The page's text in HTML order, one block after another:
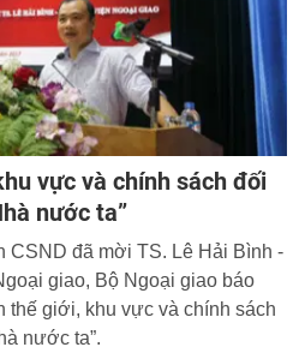
vực và chính sách đối
nước ta”
CSND đã mời TS. Lê Hải Bình -
giao, Bộ Ngoại giao báo
thế giới, khu vực và chính sách
nước ta”.